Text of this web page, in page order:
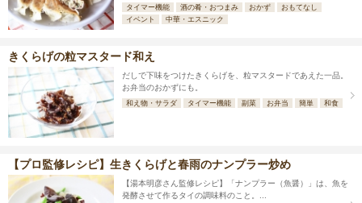
タイマー機能
酒の肴・おつまみ おかず
おもてなし
イベント
中華・エスニック
きくらげの粒マスタード和え
だしで下味をつけたきくらげを、粒マスタードであえた一品。
お弁当のおかずにも。
和え物・サラダ タイマー機能 副菜 お弁当 簡単 和食
【プロ監修レシピ】生きくらげと春雨のナンプラー炒め
【湯本明彦さん監修レシピ】「ナンプラー（魚醤）」は、魚を
発酵させて作るタイの調味料のこと。...